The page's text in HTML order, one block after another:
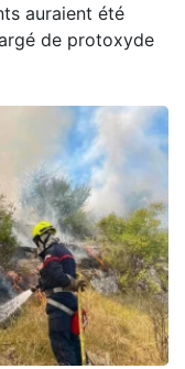
auraient été
de protoxyde